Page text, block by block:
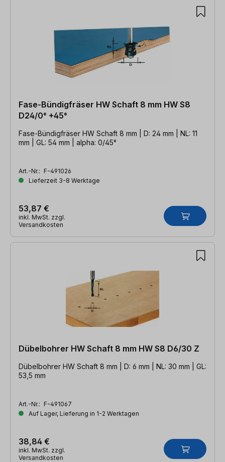
Fase-Bündigfräser HW Schaft 8 mm HW S8
D24/0° +45°
Fase-Bündigfräser HW Schaft 8 mm | D: 24 mm | NL: 11
mm | GL: 54 mm | alpha: 0/45°
Art.-Nr.: F-491026
Lieferzeit 3-8 Werktage
53,87 €
inkl. MwSt. zzgl.
Versandkosten
Dübelbohrer HW Schaft 8 mm HW S8 D6/30 Z
Dübelbohrer HW Schaft 8 mm | D: 6 mm | NL: 30 mm | GL:
53,5 mm
Art.-Nr.: F-491067
Auf Lager, Lieferung in 1-2 Werktagen
38,84 €
inkl. MwSt. zzgl.
Versandkosten